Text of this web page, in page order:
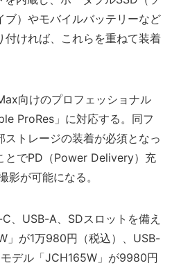
ブ）やモバイルバッテリーなど
付ければ、これらを重ねて装着
向けのプロフェッショナル
ProRes」に対応する。同フ
ストレージの装着が必須となっ
とでPD（Power Delivery）充
影が可能になる。
、USB-A、SDスロットを備え
」が1万980円（税込）、USB-
デル「JCH165W」が9980円